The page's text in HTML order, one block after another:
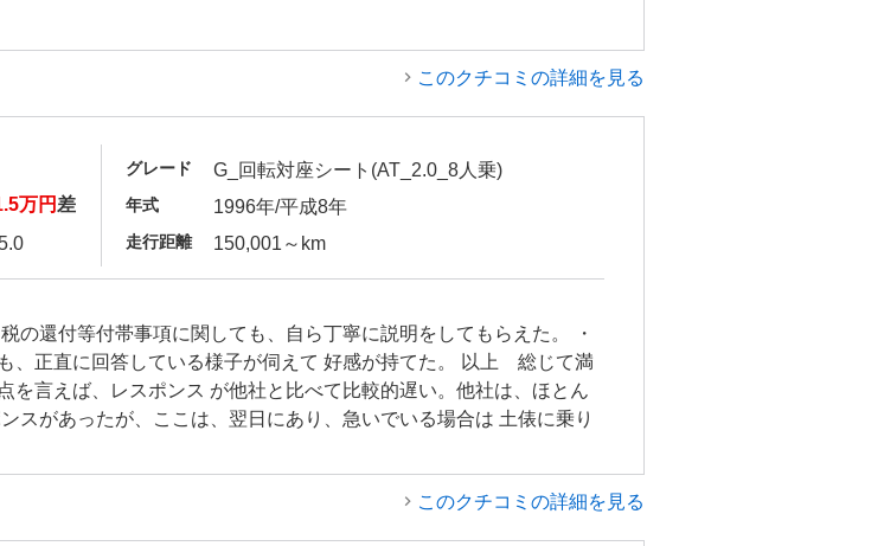
このクチコミの詳細を見る
万円 差
グレード G_回転対座シート(AT_2.0_8人乗)
年式 1996年/平成8年
走行距離 150,001～km
の還付等付帯事項に関しても、自ら丁寧に説明をしてもらえた。 ・
、正直に回答している様子が伺えて 好感が持てた。 以上 総じて満
を言えば、レスポンス が他社と比べて比較的遅い。他社は、ほとん
スがあったが、ここは、翌日にあり、急いでいる場合は 土俵に乗り
このクチコミの詳細を見る